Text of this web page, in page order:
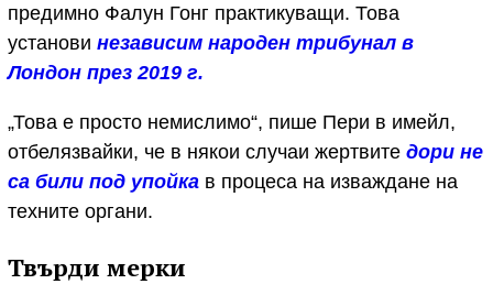
предимно Фалун Гонг практикуващи. Това
установи независим народен трибунал в
Лондон през 2019 г.
„Това е просто немислимо“, пише Пери в имейл,
отбелязвайки, че в някои случаи жертвите дори не
са били под упойка в процеса на изваждане на
техните органи.
Твърди мерки